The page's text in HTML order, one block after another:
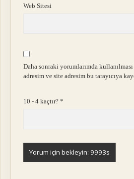
Web Sitesi
Daha sonraki yorumlarımda
adresim ve site adresim bu tarayıcıya
10 - 4 kaçtır?*